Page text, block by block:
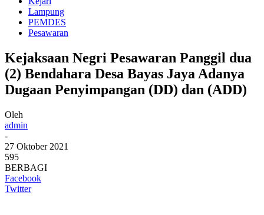
Lampung
PEMDES
Pesawaran
Kejaksaan Negri Pesawaran Panggil dua
(2) Bendahara Desa Bayas Jaya Adanya
Dugaan Penyimpangan (DD) dan (ADD)
Oleh
admin
-
27 Oktober 2021
595
BERBAGI
Facebook
Twitter